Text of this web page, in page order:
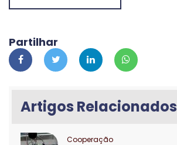
Partilhar
Artigos Relacionados
Cooperação